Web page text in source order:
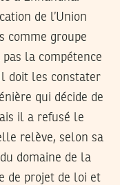
de l’Union
comme groupe
pas la compétence
doit les constater
qui décide de
il a refusé le
relève, selon sa
domaine de la
de projet de loi et